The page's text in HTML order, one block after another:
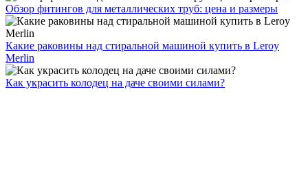
Обзор фитингов для металлических труб: цена и размеры
Какие раковины над стиральной машиной купить в Leroy
Merlin
Как украсить колодец на даче своими силами?